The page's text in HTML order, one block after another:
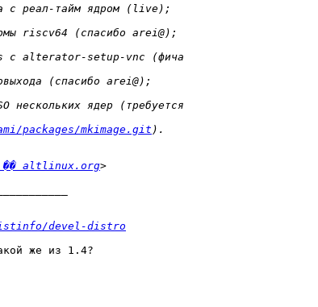
packages/mkimage.git
�� altlinux.org
devel-distro
же из 1.4?